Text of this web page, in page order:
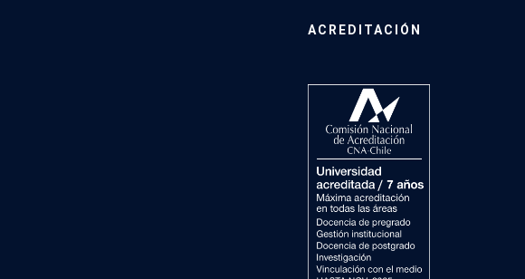
ACREDITACIÓN